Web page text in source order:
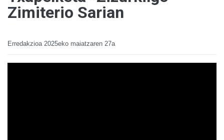
Zimiterio Sarian
Erredakzioa 2025eko maiatzaren 27a